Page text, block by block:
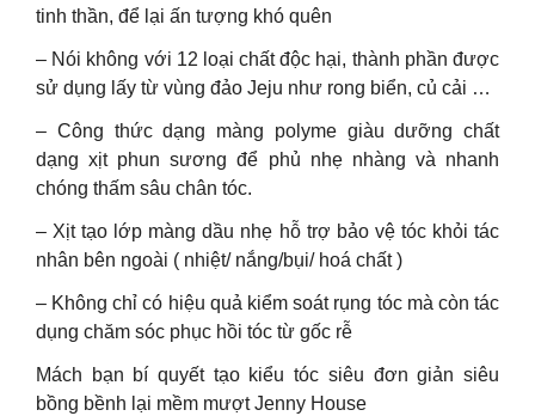
tinh thần, để lại ấn tượng khó quên
– Nói không với 12 loại chất độc hại, thành phần được
sử dụng lấy từ vùng đảo Jeju như rong biển, củ cải …
– Công thức dạng màng polyme giàu dưỡng chất
dạng xịt phun sương để phủ nhẹ nhàng và nhanh
chóng thấm sâu chân tóc.
– Xịt tạo lớp màng dầu nhẹ hỗ trợ bảo vệ tóc khỏi tác
nhân bên ngoài ( nhiệt/ nắng/bụi/ hoá chất )
– Không chỉ có hiệu quả kiểm soát rụng tóc mà còn tác
dụng chăm sóc phục hồi tóc từ gốc rễ
Mách bạn bí quyết tạo kiểu tóc siêu đơn giản siêu
bồng bềnh lại mềm mượt Jenny House